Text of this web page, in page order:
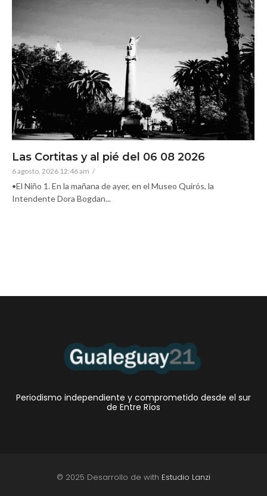
Las Cortitas y al pié del 06 08 2026
6 agosto, 2026 12:46 am /
•El Niño 1. En la mañana de ayer, en el Museo Quirós, la
Intendente Dora Bogdan...
Periodismo independiente y comprometido desde el sur
de Entre Ríos
© 2025 Desarrollo de with Estudio Lanzi